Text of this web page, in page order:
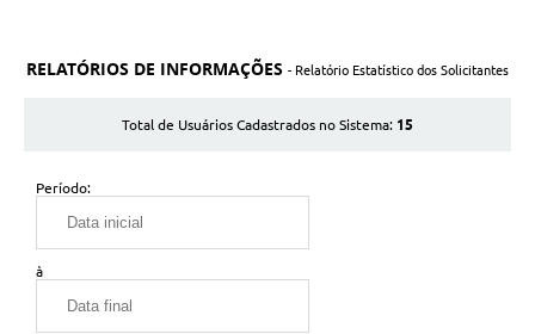
ORÇAMENTO PARTICIPATIVO 2026
Prestação de Contas
Gestão em Saúde
RELATÓRIOS DE INFORMAÇÕES - Relatório Estatístico dos Solicitantes
Total de Usuários Cadastrados no Sistema: 15
Período:
à